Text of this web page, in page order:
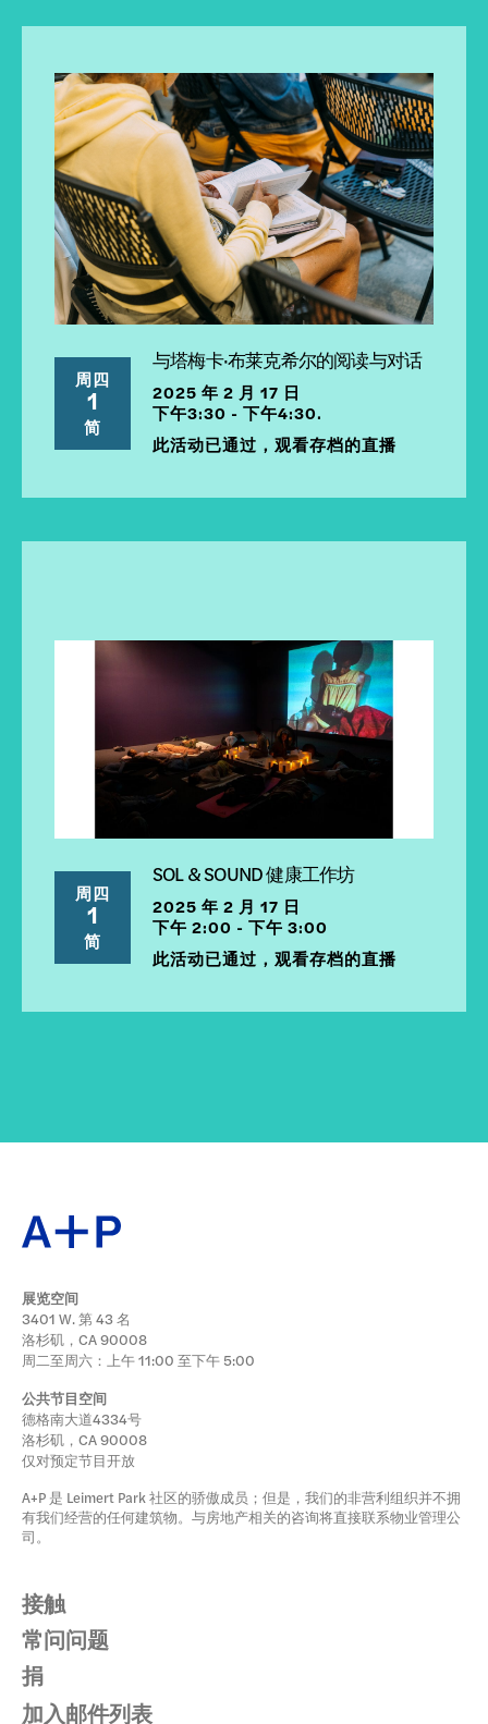
周四
1
简
与塔梅卡·布莱克希尔的阅读与对话
2025 年 2 月 17 日
下午3:30 - 下午4:30.
此活动已通过，观看存档的直播
周四
1
简
SOL & SOUND 健康工作坊
2025 年 2 月 17 日
下午 2:00 - 下午 3:00
此活动已通过，观看存档的直播
展览空间
3401 W. 第 43 名
洛杉矶，CA 90008
周二至周六：上午 11:00 至下午 5:00
公共节目空间
德格南大道4334号
洛杉矶，CA 90008
仅对预定节目开放
A+P 是 Leimert Park 社区的骄傲成员；但是，我们的非营利组织并不拥
有我们经营的任何建筑物。与房地产相关的咨询将直接联系物业管理公
司。
接触
常问问题
捐
加入邮件列表